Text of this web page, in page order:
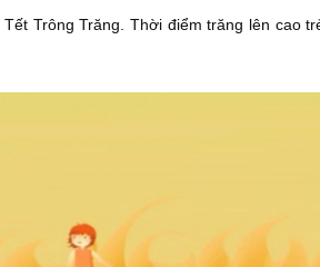
Trông Trăng. Thời điểm trăng lên cao